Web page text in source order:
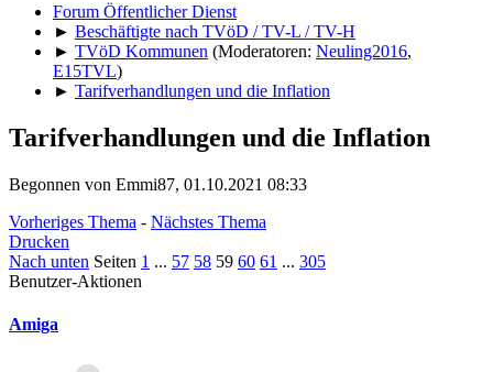
Forum Öffentlicher Dienst
► Beschäftigte nach TVöD / TV-L / TV-H
► TVöD Kommunen (Moderatoren: Neuling2016,
E15TVL)
► Tarifverhandlungen und die Inflation
Tarifverhandlungen und die Inflation
Begonnen von Emmi87, 01.10.2021 08:33
Vorheriges Thema - Nächstes Thema
Drucken
Nach unten Seiten 1 ... 57 58 59 60 61 ... 305
Benutzer-Aktionen
Amiga